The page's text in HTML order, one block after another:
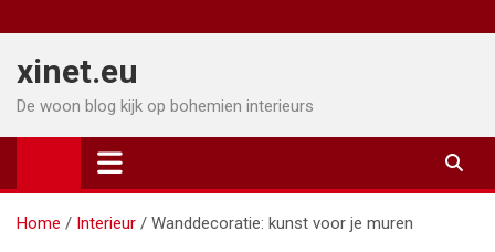
naar
inhoud
xinet.eu
De woon blog kijk op bohemien interieurs
Home Interieur Wanddecoratie: kunst voor je muren